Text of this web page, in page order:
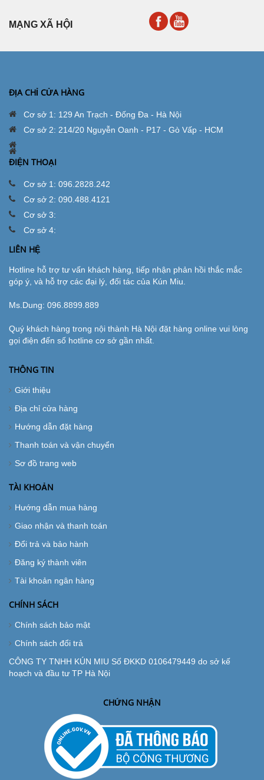
MẠNG XÃ HỘI
ĐỊA CHỈ CỬA HÀNG
Cơ sở 1: 129 An Trạch - Đống Đa - Hà Nội
Cơ sở 2: 214/20 Nguyễn Oanh - P17 - Gò Vấp - HCM
ĐIỆN THOẠI
Cơ sở 1: 096.2828.242
Cơ sở 2: 090.488.4121
Cơ sở 3:
Cơ sở 4:
LIÊN HỆ
Hotline hỗ trợ tư vấn khách hàng, tiếp nhận phản hồi thắc mắc
góp ý, và hỗ trợ các đại lý, đối tác của Kún Miu.
Ms.Dung: 096.8899.889
Quý khách hàng trong nội thành Hà Nội đặt hàng online vui lòng
gọi điện đến số hotline cơ sở gần nhất.
THÔNG TIN
Giới thiệu
Địa chỉ cửa hàng
Hướng dẫn đặt hàng
Thanh toán và vận chuyển
Sơ đồ trang web
TÀI KHOẢN
Hướng dẫn mua hàng
Giao nhận và thanh toán
Đổi trả và bảo hành
Đăng ký thành viên
Tài khoản ngân hàng
CHÍNH SÁCH
Chính sách bảo mật
Chính sách đổi trả
CÔNG TY TNHH KÚN MIU Số ĐKKD 0106479449 do sở kế
hoạch và đầu tư TP Hà Nội
CHỨNG NHẬN